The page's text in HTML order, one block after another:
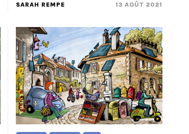
SARAH REMPE 13 AOÛT 2021